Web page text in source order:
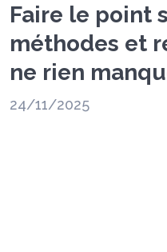
Faire le point
méthodes et
ne rien
24/11/2025